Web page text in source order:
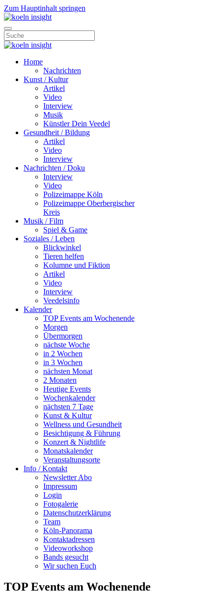
Zum Hauptinhalt springen
Home
Nachrichten
Kunst / Kultur
Artikel
Video
Interview
Musik
Künstler Dein Veedel
Gesundheit / Bildung
Artikel
Video
Interview
Nachrichten / Doku
Interview
Video
Polizeimappe Köln
Polizeimappe Oberbergischer
Kreis
Musik / Film
Spiel & Game
Soziales / Leben
Blickwinkel
Tieren helfen
Kolumne und Fiktion
Artikel
Video
Interview
Veedelsinfo
Kalender
TOP Events am Wochenende
Morgen
Übermorgen
nächste Woche
in 2 Wochen
in 3 Wochen
nächsten Monat
2 Monaten
Heutige Events
Wochenkalender
nächsten 7 Tage
Kunst & Kultur
Wellness und Gesundheit
Besichtigung & Führung
Konzert & Nightlife
Monatskalender
Veranstaltungsorte
Info / Kontakt
Newsletter Abo
Impressum
Login
Fotogalerie
Datenschutzerklärung
Team
Köln-Panorama
Kontaktadressen
Videoworkshop
Bands gesucht
Wir suchen Euch
TOP Events am Wochenende